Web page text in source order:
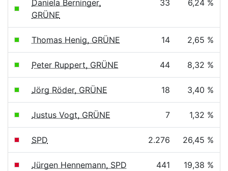
Daniela Berninger,
GRÜNE
33 6,24 %
Thomas Henig, GRÜNE 14 2,65 %
Peter Ruppert, GRÜNE 44 8,32 %
Jörg Röder, GRÜNE 18 3,40 %
Justus Vogt, GRÜNE 7 1,32 %
SPD 2.276 26,45 %
Jürgen Hennemann, SPD 441 19,38 %